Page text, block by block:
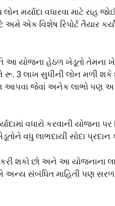
વધારવા માટે રાહ જોઈ
એક વિશેષ રિપોર્ટ તૈયાર
આ યોજના હેઠળ ખેડૂતો તેમના
રૂ. 3 લાખ સુધીની લોન મળી
આપવા જેવાં અનેક લાભો પણ
વધારો કરવાની યોજના પર
વધુ લાભદાયી સોદા પ્રદાન
શકો છો અને આ યોજનાના
સંબંધિત માહિતી પણ